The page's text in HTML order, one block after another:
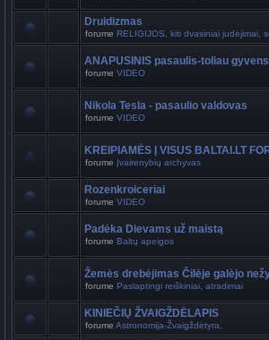
Druidizmas
forume RELIGIJOS, kiti dvasiniai judėjimai,
ANAPUSINIS pasaulis-toliau
forume VIDEO
Nikola Tesla - pasaulio valdovas
forume VIDEO
KREIPIAMĖS Į VISUS BALTAI.LT
forume Įvairenybių archyvas
Rozenkroiceriai
forume VIDEO
Padėka Dievams už maistą
forume Baltų apeigos
Žemės drebėjimas Čilėje galėjo
forume Paslaptingi reiškiniai, atradimai
KINIEČIŲ ŽVAIGŽDĖLAPIS
forume Astronomija-Žvaigždėtyra,